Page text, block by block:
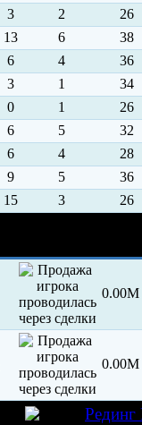
3 2
26
13 6
38
6 4
36
3 1
34
0 1
26
6 5
32
6 4
28
9 5
36
15 3 26
0.00M
0.00M
Рединг